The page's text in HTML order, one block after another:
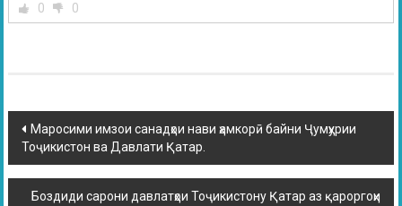
0 0
Маросими имзои санадҳои нави ҳамкорӣ байни Ҷумҳурии
Тоҷикистон ва Давлати Қатар.
Боздиди сарони давлатҳои Тоҷикистону Қатар аз қароргоҳи